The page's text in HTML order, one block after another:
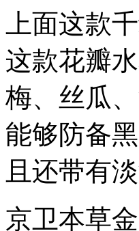
上面这款
这款花瓣
梅、丝瓜
能够防备
且还带有
京卫本草